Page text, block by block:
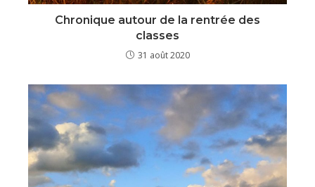
Chronique autour de la rentrée des
classes
31 août 2020